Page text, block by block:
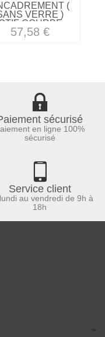
(
VERRE )
COURBE...
57,58 €
sécurisé
en ligne 100%
sécurisé
Service client
au vendredi de 9h à
18h